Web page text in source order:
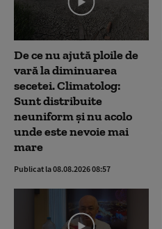
De ce nu ajută ploile de
vară la diminuarea
secetei. Climatolog:
Sunt distribuite
neuniform și nu acolo
unde este nevoie mai
mare
Publicat la 08.08.2026 08:57